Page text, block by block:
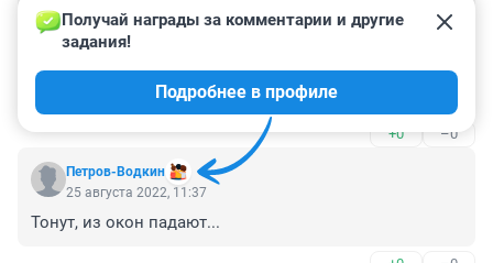
2 октября 2022, 01:14
Да убили его какие-то бездушные "люди".
Он плавал очень хорошо.
А в итоге: голова пробита, рука сломана - зато нигде
ничего не вписали и теперь видите ли, он "утонул".
Угу, конечно.
+0 –0
Петров-Водкин
Получай награды за комментарии и другие
задания!
Подробнее в профиле
25 августа 2022, 11:37
Тонут, из окон падают...